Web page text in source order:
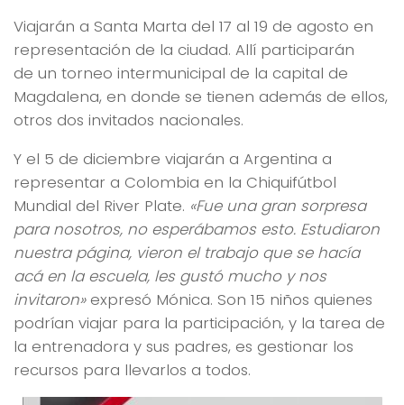
Viajarán a Santa Marta del 17 al 19 de agosto en
representación de la ciudad. Allí participarán
de un torneo intermunicipal de la capital de
Magdalena, en donde se tienen además de ellos,
otros dos invitados nacionales.
Y el 5 de diciembre viajarán a Argentina a
representar a Colombia en la Chiquifútbol
Mundial del River Plate. «Fue una gran sorpresa
para nosotros, no esperábamos esto. Estudiaron
nuestra página, vieron el trabajo que se hacía
acá en la escuela, les gustó mucho y nos
invitaron»expresó Mónica. Son 15 niños quienes
podrían viajar para la participación, y la tarea de
la entrenadora y sus padres, es gestionar los
recursos para llevarlos a todos.